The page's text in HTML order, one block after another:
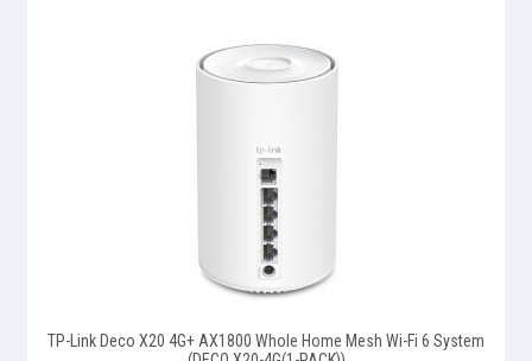
TP-Link Deco X20 4G+ AX1800 Whole Home Mesh Wi-Fi 6 System